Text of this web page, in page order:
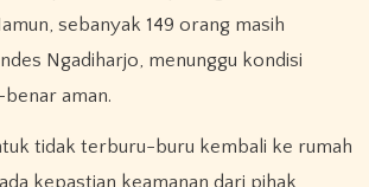
sebanyak 149 orang masih
Ngadiharjo, menunggu kondisi
aman.
tidak terburu-buru kembali ke rumah
kepastian keamanan dari pihak